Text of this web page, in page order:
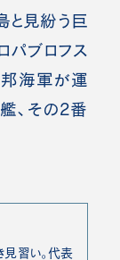
と見紛う巨
ブロフス
邦海軍が運
、その2番
見習い。代表